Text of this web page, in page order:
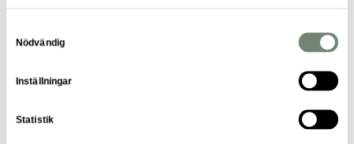
Nödvändig
Inställningar
Statistik
Tidigare erfarenhet av trygghets- och säkerhetsarbete
Trygghets- och/eller säkerhetsrelaterad utbildning.